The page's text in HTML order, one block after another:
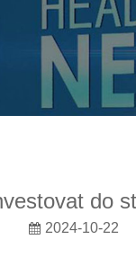
do
2024-10-22